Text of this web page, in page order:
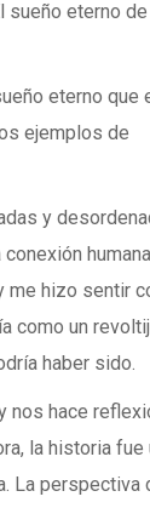
sueño eterno
eterno que
ejemplos de
y
me hizo sentir
como un
haber sido.
nos hace
la historia fue
La perspectiva